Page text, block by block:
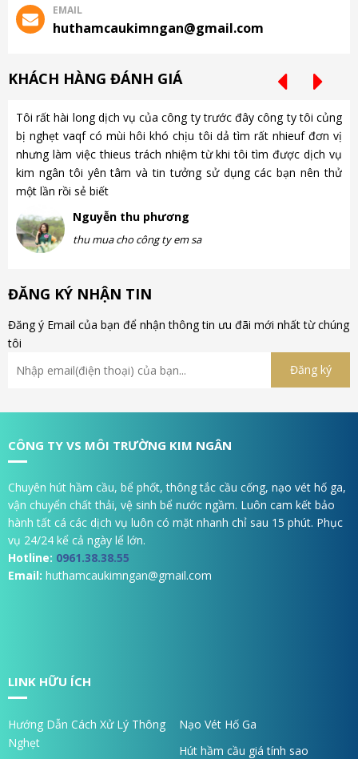
EMAIL
huthamcaukimngan@gmail.com
KHÁCH HÀNG ĐÁNH GIÁ
Tôi rất hài long dịch vụ của công ty trước đây công ty tôi củng
bị nghẹt vaqf có mùi hôi khó chịu tôi dả tìm rất nhieuf đơn vị
nhưng làm việc thieus trách nhiệm từ khi tôi tìm được dịch vụ
kim ngân tôi yên tâm và tin tưởng sử dụng các bạn nên thử
một lần rồi sẻ biết
Nguyễn thu phương
thu mua cho công ty em sa
ĐĂNG KÝ NHẬN TIN
Đăng ý Email của bạn để nhận thông tin ưu đãi mới nhất từ chúng
tôi
CÔNG TY VS MÔI TRƯỜNG KIM NGÂN
Chuyên hút hầm cầu, bể phốt, thông tắc cầu cống, nạo vét hố ga,
vận chuyển chất thải, vệ sinh bể nước ngầm. Luôn cam kết bảo
hành tất cá các dịch vụ luôn có mặt nhanh chỉ sau 15 phút. Phục
vụ 24/24 kể cả ngày lể lớn.
Hotline: 0961.38.38.55
Email: huthamcaukimngan@gmail.com
LINK HỮU ÍCH
Hướng Dẫn Cách Xử Lý Thông
Nghẹt
Nạo Vét Hố Ga
Hút hầm cầu giá tính sao